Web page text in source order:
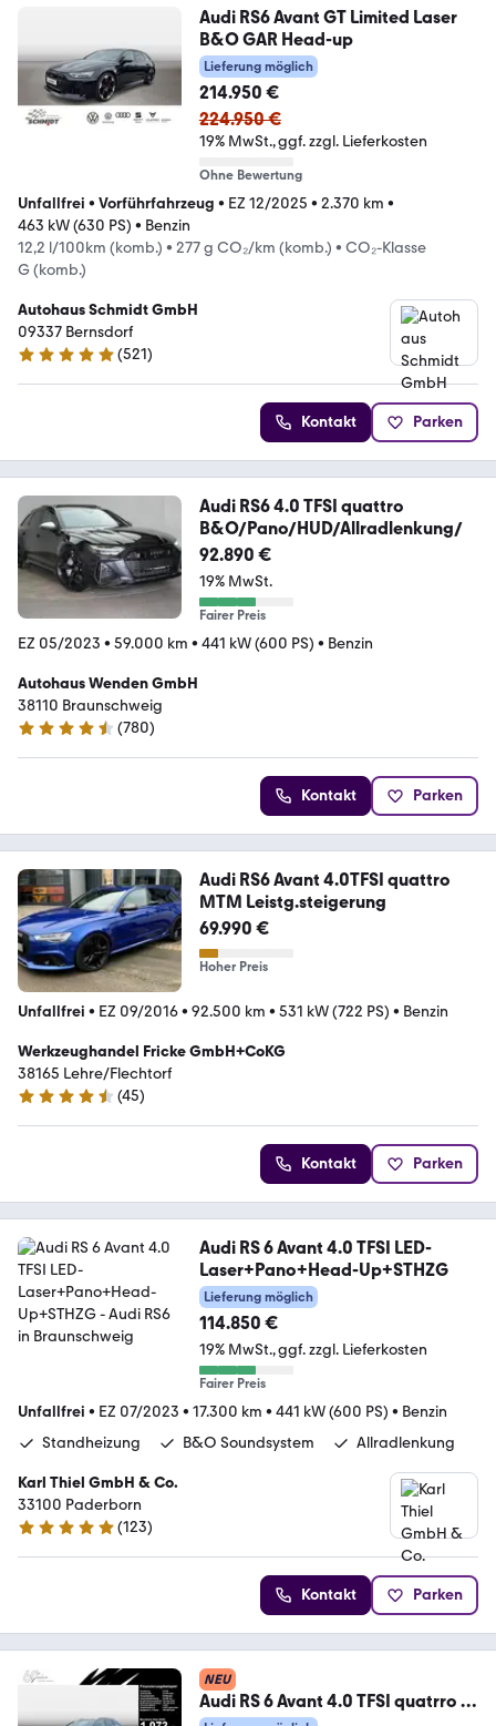
Audi RS6 Avant GT Limited Laser
B&O GAR Head-up
Lieferung möglich
214.950 €
224.950 €
19% MwSt. ggf. zzgl. Lieferkosten
Ohne Bewertung
Unfallfrei • Vorführfahrzeug • EZ 12/2025 • 2.370 km •
463 kW (630 PS) • Benzin
12,2 l/100km (komb.) • 277 g CO₂/km (komb.) • CO₂-Klasse
G (komb.)
Autohaus Schmidt GmbH
09337 Bernsdorf
4.9 Sterne
(521)
Kontakt Parken
Audi RS6 4.0 TFSI quattro
B&O/Pano/HUD/Allradlenkung/
92.890 €
19% MwSt.
Fairer Preis
EZ 05/2023 • 59.000 km • 441 kW (600 PS) • Benzin
Autohaus Wenden GmbH
38110 Braunschweig
4.5 Sterne
(780)
Kontakt Parken
Audi RS6 Avant 4.0TFSI quattro
MTM Leistg.steigerung
69.990 €
Hoher Preis
Unfallfrei • EZ 09/2016• 92.500 km • 531 kW (722 PS) • Benzin
Werkzeughandel Fricke GmbH+CoKG
38165 Lehre/Flechtorf
4.7 Sterne
(45)
Kontakt Parken
Audi RS 6 Avant 4.0 TFSI LED-
Laser+Pano+Head-Up+STHZG
Lieferung möglich
114.850 €
19% MwSt. ggf. zzgl. Lieferkosten
Fairer Preis
Unfallfrei • EZ 07/2023 • 17.300 km • 441 kW (600 PS) • Benzin
Standheizung
B&O Soundsystem Allradlenkung
Karl Thiel GmbH & Co.
33100 Paderborn
4.9 Sterne
(123)
Kontakt Parken
NEU
Audi RS 6 Avant 4.0 TFSI quatrro S